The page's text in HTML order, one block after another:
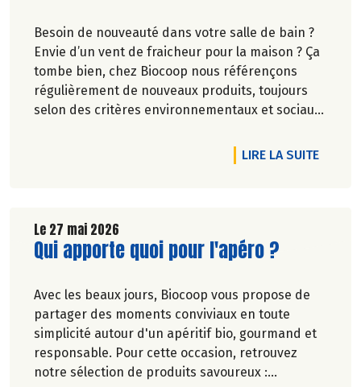
Besoin de nouveauté dans votre salle de bain ?
Envie d’un vent de fraicheur pour la maison ? Ça
tombe bien, chez Biocoop nous référençons
régulièrement de nouveaux produits, toujours
selon des critères environnementaux et sociaux
Une nouvelle marque rejoint nos rayons et vous
allez l'adorer ! Faites de la place pour Bénécos !
LIRE LA SUITEDE
Le 27 mai 2026
Lire la suite de l'article
Qui apporte quoi pour l'apéro ?
Avec les beaux jours, Biocoop vous propose de
partager des moments conviviaux en toute
simplicité autour d'un apéritif bio, gourmand et
responsable. Pour cette occasion, retrouvez
notre sélection de produits savoureux :